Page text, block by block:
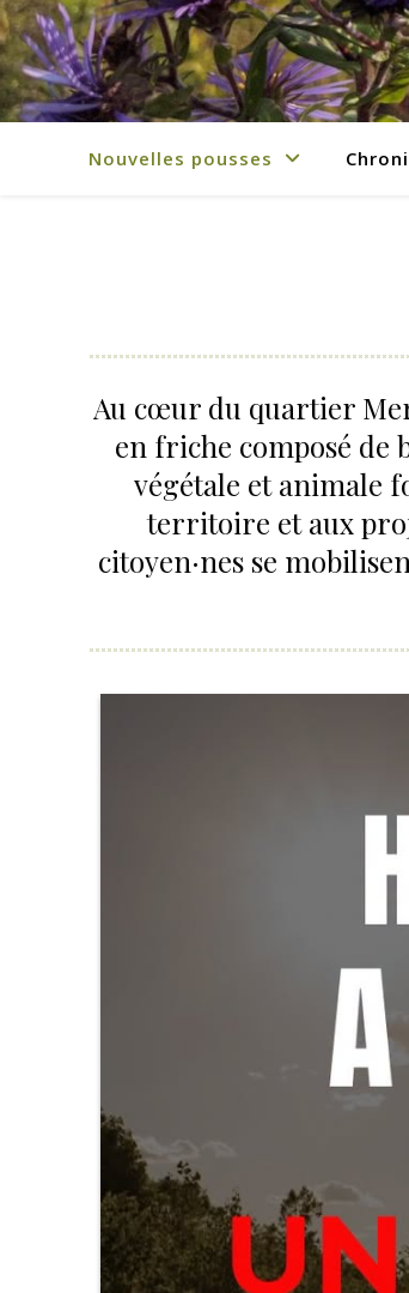
Nouvelles pousses
Au cœur du quartier
en friche composé de
végétale et animale
territoire et aux
citoyen·nes se